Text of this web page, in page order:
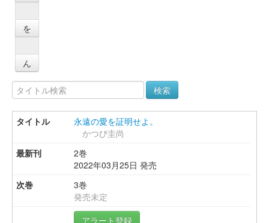
を
ん
検索
永遠の愛を証明せよ。
かつび圭尚
2巻
2022年03月25日 発売
3巻
発売未定
アラート登録